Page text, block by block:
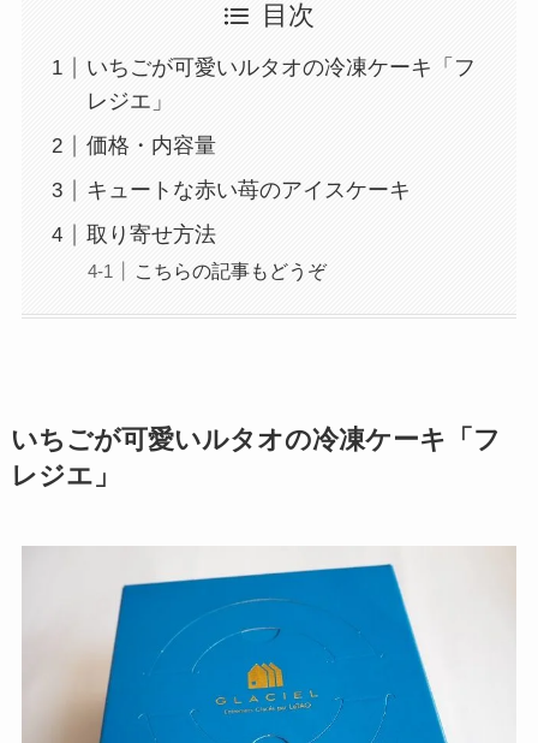
目次
いちごが可愛いルタオの冷凍ケーキ「フ
レジエ」
価格・内容量
キュートな赤い苺のアイスケーキ
取り寄せ方法
こちらの記事もどうぞ
いちごが可愛いルタオの冷凍ケーキ「フ
レジエ」